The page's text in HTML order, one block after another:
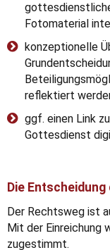
Fotomaterial
konzeptionelle
reflektiert
ggf. einen Link
Gottesdienst
Die
Der Rechtsweg ist
Mit der Einreichung
zugestimmt.